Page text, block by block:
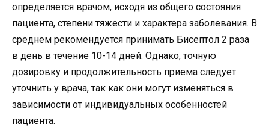
определяется врачом, исходя из общего состояния
пациента, степени тяжести и характера заболевания. В
среднем рекомендуется принимать Бисептол 2 раза
в день в течение 10-14 дней. Однако, точную
дозировку и продолжительность приема следует
уточнить у врача, так как они могут изменяться в
зависимости от индивидуальных особенностей
пациента.